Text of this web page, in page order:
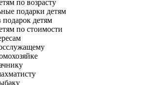
по возрасту
подарки детям
детям
по стоимости